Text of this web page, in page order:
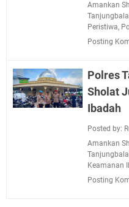
Amankan
Peristiwa,
Posting
Polres
Sholat
Ibadah
Posted by:
Amankan
Keamanan
Posting